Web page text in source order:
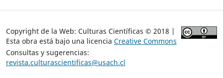
Copyright de la Web: Culturas Científicas © 2018 |
Esta obra está bajo una licencia Creative Commons
Consultas y sugerencias:
revista.culturascientificas@usach.cl